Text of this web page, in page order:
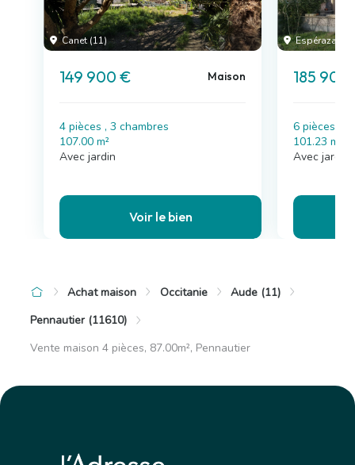
Canet (11)
149 900 € Maison
4 pièces , 3 chambres
107.00 m²
Avec jardin
Voir le bien
Espéraza
185 900
6 pièces , 4
101.23 m²
Avec jardin
Achat maison Occitanie
Aude (11)
Pennautier (11610)
Vente maison 4 pièces, 87.00m², Pennautier